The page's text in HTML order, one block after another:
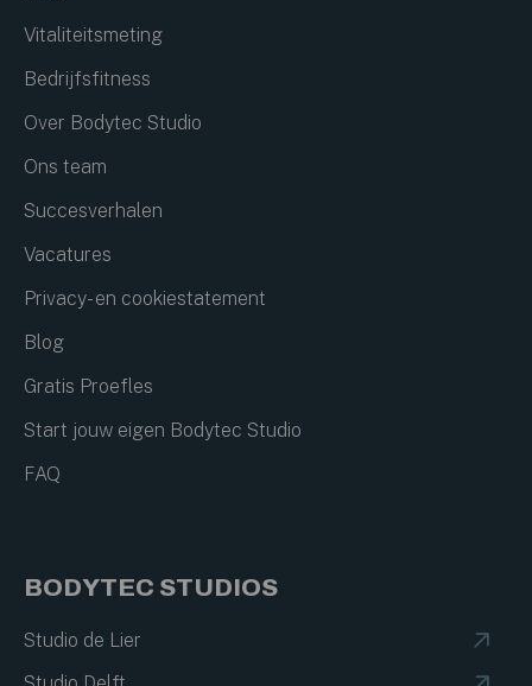
Vitaliteitsmeting
Bedrijfsfitness
Over Bodytec Studio
Ons team
Succesverhalen
Vacatures
Privacy- en cookiestatement
Blog
Gratis Proefles
Start jouw eigen Bodytec Studio
FAQ
BODYTEC STUDIOS
Studio de Lier